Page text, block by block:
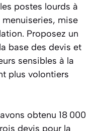
postes lourds à
mise
Proposez un
base des devis et
sensibles à la
plus volontiers
obtenu 18 000
devis pour la